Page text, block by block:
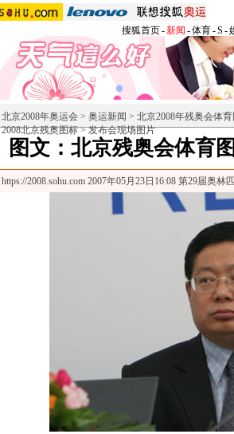
搜狐首页-新闻 -体育-S -
北京2008年奥运会 > 奥运新闻 > 北京2008年残奥会体
2008北京残奥图标>发布会现场图片
图文：北京残奥会体育
https://2008.sohu.com 2007年05月23日16:08 第29届奥林